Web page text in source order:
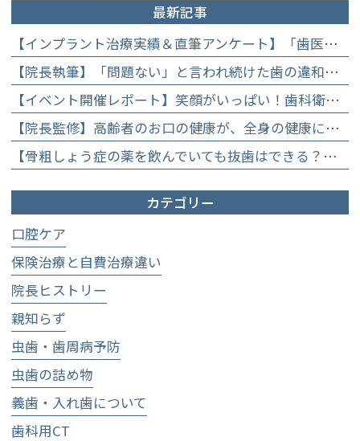
最新記事
【インプラント治療実績＆直筆アンケート】「歯医者が怖かった」トラウマを乗り越えて。70歳・介護士女性が手に入れた「晴れ晴れとした笑顔」と人生を支える噛み合わせ】
【院長執筆】「問題ない」と言われ続けた歯の違和感……60代女性が「80歳で20本の自前の歯」を守るために選んだ精密総合治療の全貌
【イベント開催レポート】笑顔がいっぱい！歯科衛生士×管理栄養士がお届けする「親子で楽しむむし歯になりにくいお菓子作り体験」】
【院長監修】高齢者のお口の健康が、全身の健康につながる理由。生涯おいしく食べるための「口内環境検査」とオーダーメイド予防】
【骨粗しょう症の薬を飲んでいても抜歯はできる？】顎骨壊死を防ぐために大切な口腔管理について
カテゴリー
口腔ケア
保険治療と自費治療違い
院長ヒストリー
親知らず
虫歯・歯周病予防
虫歯の詰め物
義歯・入れ歯について
歯科用CT